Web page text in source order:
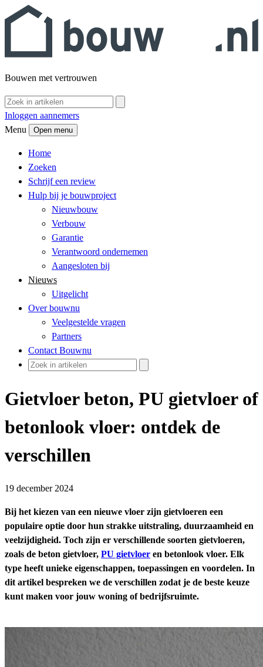
Bouwen met vertrouwen
Inloggen aannemers
Menu
Open menu
Home
Zoeken
Schrijf een review
Hulp bij je bouwproject
Nieuwbouw
Verbouw
Garantie
Verantwoord ondernemen
Aangesloten bij
Nieuws
Uitgelicht
Over bouwnu
Veelgestelde vragen
Partners
Contact Bouwnu
Gietvloer beton, PU gietvloer of
betonlook vloer: ontdek de
verschillen
19 december 2024
Bij het kiezen van een nieuwe vloer zijn gietvloeren een
populaire optie door hun strakke uitstraling, duurzaamheid en
veelzijdigheid. Toch zijn er verschillende soorten gietvloeren,
zoals de beton gietvloer, PU gietvloer en betonlook vloer. Elk
type heeft unieke eigenschappen, toepassingen en voordelen. In
dit artikel bespreken we de verschillen zodat je de beste keuze
kunt maken voor jouw woning of bedrijfsruimte.